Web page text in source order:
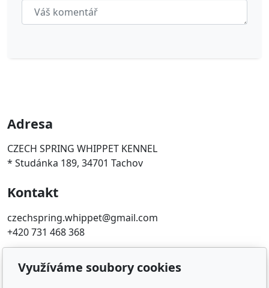
Adresa
CZECH SPRING WHIPPET KENNEL
* Studánka 189, 34701 Tachov
Kontakt
czechspring.whippet@gmail.com
+420 731 468 368
Oblíbené odkazy
Využíváme soubory cookies